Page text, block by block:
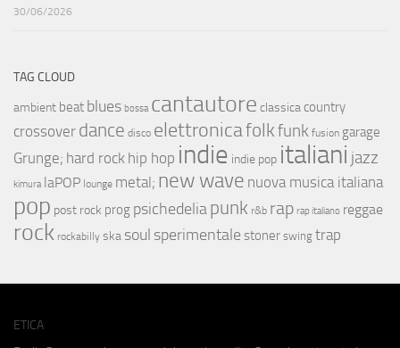
30/06/2026
TAG CLOUD
ambient beat blues bossa cantautore classica country
crossover dance disco elettronicafolkfunk fusion garage
Grunge; hard rock hip hop indie indie pop italiani jazz
kimura laPOP lounge metal; new wave nuova musica italiana
pop post rock prog psichedeliapunk r&b rap rap italiano reggae
rock rockabilly ska soul sperimentale stoner swing trap
ETICA